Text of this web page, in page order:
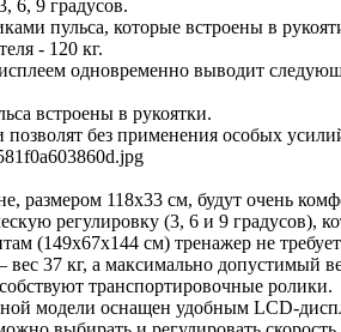
6, 9 градусов.
пульса, которые встроены в
- 120 кг.
одновременно выводит
встроены в рукоятки.
без применения особых
размером 118х33 см, будут очень
регулировку (3, 6 и 9 градусов),
(149х67х144 см) тренажер не
37 кг, а максимально допустимый
транспортировочные ролики.
модели оснащен удобным LCD-